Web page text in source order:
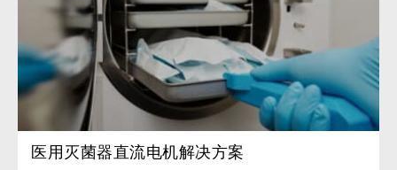
医用灭菌器直流电机解决方案